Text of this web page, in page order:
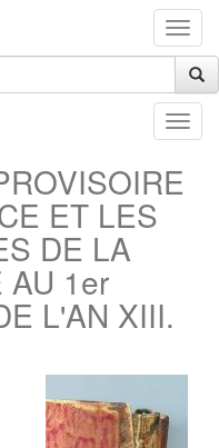
ET LES
DE LA
AU 1er
L'AN XIII.